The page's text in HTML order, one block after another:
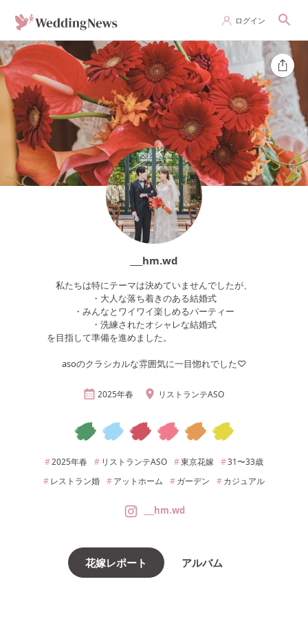
ログイン
___hm.wd
私たちは特にテーマは決めていませんでしたが、
・大人な落ち着きのある結婚式
・みんなとワイワイ楽しめるパーティー
・洗練されたオシャレな結婚式
を目指して準備を進めました。
asoのクラシカルな雰囲気に一目惚れでした♡
2025年春 リストランテASO
2025年春 リストランテASO 東京花嫁 31〜33歳
レストラン婚
アットホーム ガーデン カジュアル
___hm.wd
花嫁レポート アルバム